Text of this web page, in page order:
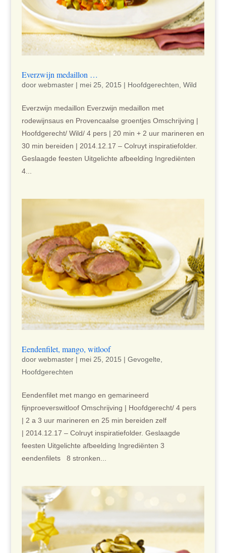
Everzwijn medaillon …
door webmaster| mei 25, 2015 | Hoofdgerechten, Wild
Everzwijn medaillon Everzwijn medaillon met
rodewijnsaus en Provencaalse groentjes Omschrijving |
Hoofdgerecht/ Wild/ 4 pers | 20 min + 2 uur marineren en
30 min bereiden | 2014.12.17 – Colruyt inspiratiefolder.
Geslaagde feesten Uitgelichte afbeelding Ingrediënten
4...
Eendenfilet, mango, witloof
door webmaster| mei 25, 2015 | Gevogelte
Hoofdgerechten
Eendenfilet met mango en gemarineerd
fijnproeverswitloof Omschrijving | Hoofdgerecht/ 4 pers
| 2 a 3 uur marineren en 25 min bereiden zelf
| 2014.12.17 – Colruyt inspiratiefolder. Geslaagde
feesten Uitgelichte afbeelding Ingrediënten 3
eendenfilets 8 stronken...